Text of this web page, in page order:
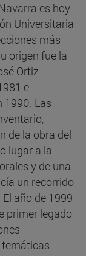
es hoy
Universitaria
más
origen fue la
Ortiz
e
1990. Las
de la obra del
lugar a la
y de una
un recorrido
año de 1999
primer legado